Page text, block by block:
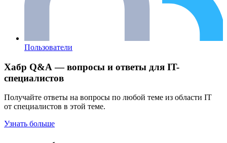
Пользователи
Хабр Q&A — вопросы и ответы для IT-
специалистов
Получайте ответы на вопросы по любой теме из области IT
от специалистов в этой теме.
Узнать больше